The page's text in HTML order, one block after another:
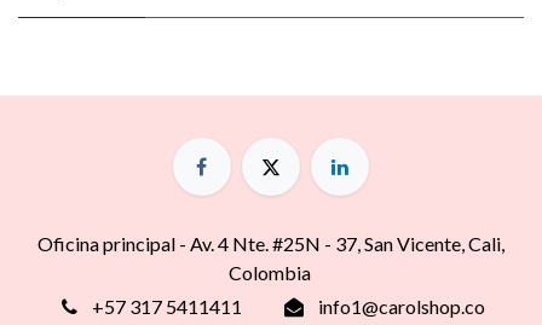
Oficina principal - Av. 4 Nte. #25N - 37, San Vicente, Cali,
Colombia
+57 317 5411411
info1@carolshop.co